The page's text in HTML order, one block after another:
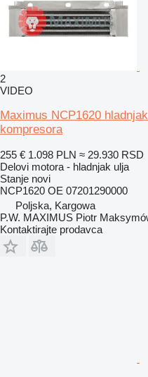
2
VIDEO
Maximus NCP1620
kompresora
255 € 1.098 PLN ≈ 29.930 RSD
Delovi motora - hladnjak ulja
Stanje novi
NCP1620 OE 07201290000
Poljska, Kargowa
P.W. MAXIMUS Piotr
Kontaktirajte prodavca